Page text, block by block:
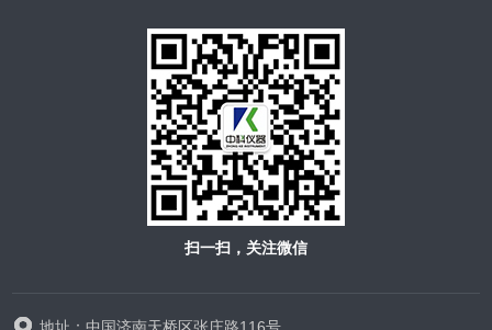
扫一扫，关注微信